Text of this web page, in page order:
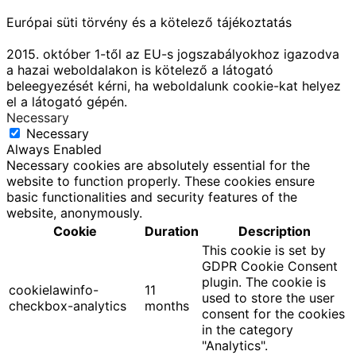
Európai süti törvény és a kötelező tájékoztatás
2015. október 1-től az EU-s jogszabályokhoz igazodva
a hazai weboldalakon is kötelező a látogató
beleegyezését kérni, ha weboldalunk cookie-kat helyez
el a látogató gépén.
Necessary
Necessary
Always Enabled
Necessary cookies are absolutely essential for the
website to function properly. These cookies ensure
basic functionalities and security features of the
website, anonymously.
Cookie
Duration Description
cookielawinfo-
checkbox-analytics
11
months
This cookie is set by
GDPR Cookie Consent
plugin. The cookie is
used to store the user
consent for the cookies
in the category
"Analytics".